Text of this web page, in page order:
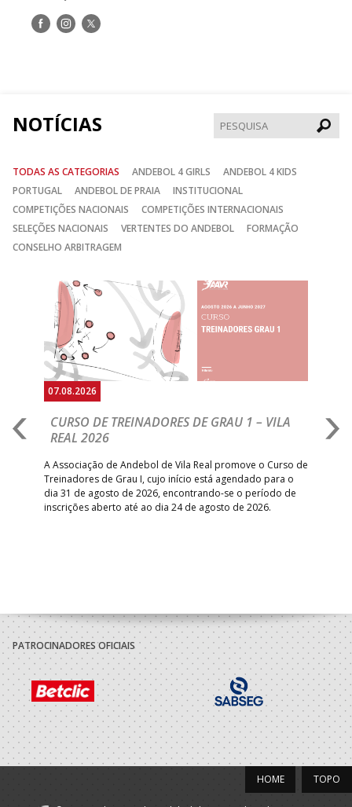
Siga-Siga-Siga-
NOTÍCIAS
TODAS AS CATEGORIAS ANDEBOL 4 GIRLS
ANDEBOL 4 KIDS
PORTUGAL
ANDEBOL DE PRAIA
INSTITUCIONAL
COMPETIÇÕES NACIONAIS
COMPETIÇÕES INTERNACIONAIS
SELEÇÕES NACIONAIS
VERTENTES DO ANDEBOL
FORMAÇÃO
CONSELHO ARBITRAGEM
07.08.2026
CURSO DE TREINADORES DE GRAU 1 – VILA
REAL 2026
A Associação de Andebol de Vila Real promove o Curso de
Treinadores de Grau I, cujo início está agendado para o
dia 31 de agosto de 2026, encontrando-se o período de
inscrições aberto até ao dia 24 de agosto de 2026.
Anterior
PATROCINADORES OFICIAIS
TOPO
HOME